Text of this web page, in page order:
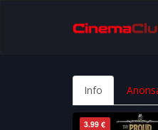
Info
3.99 €